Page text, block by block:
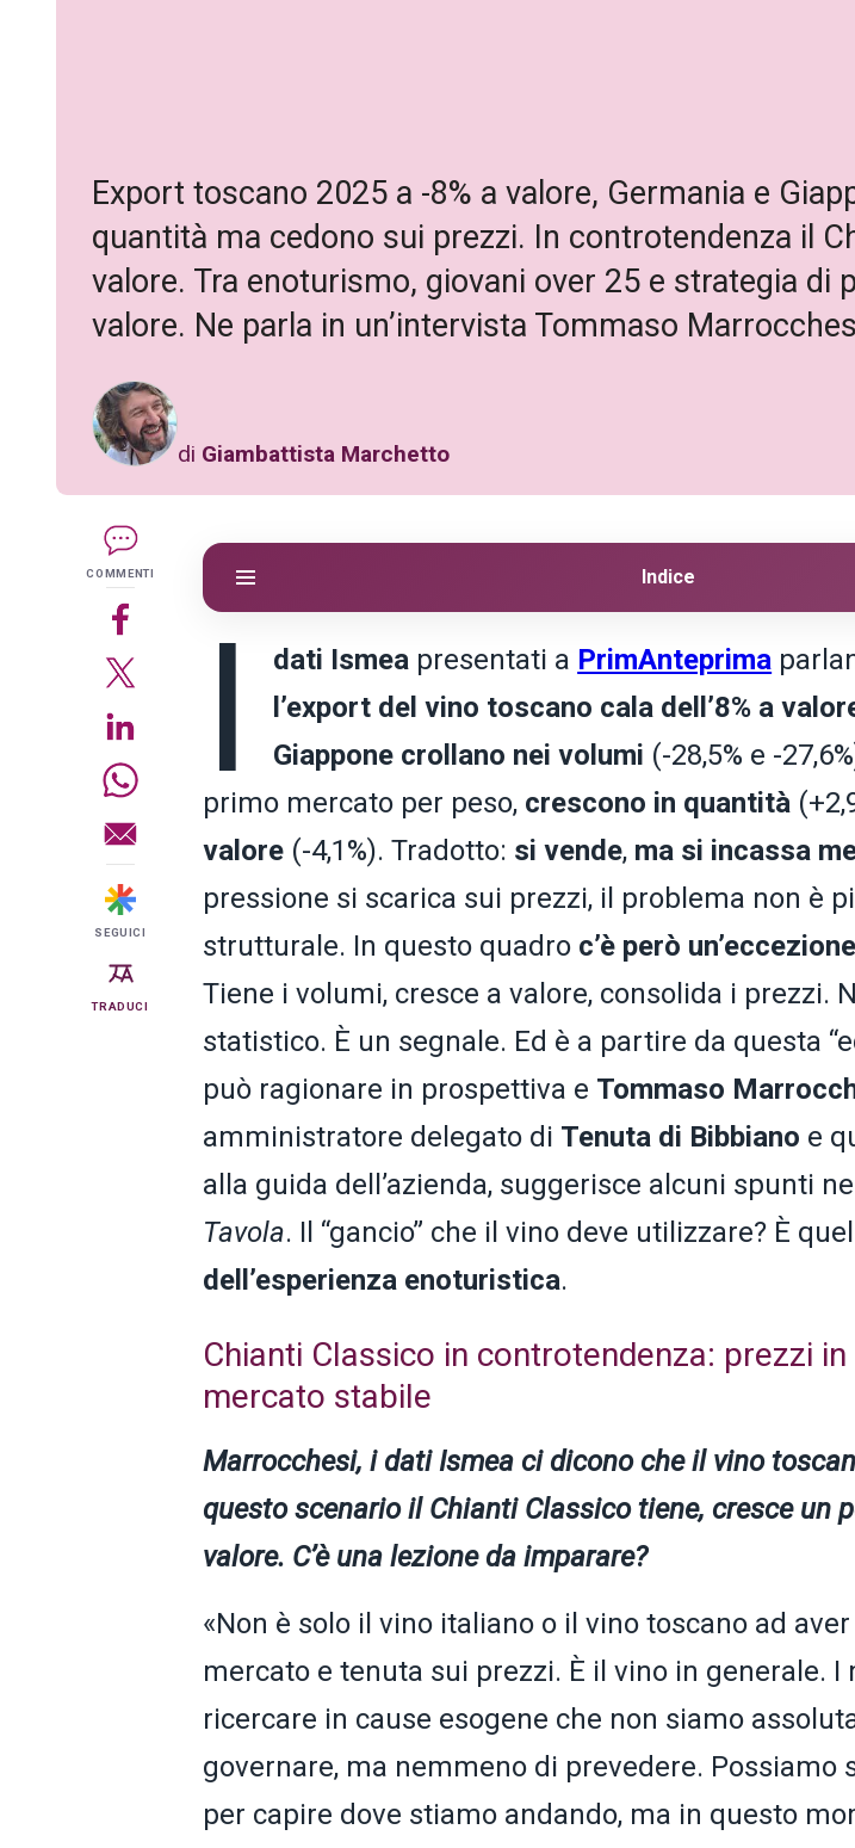
Export toscano 2025 a -8% a valore, Germania e
quantità ma cedono sui prezzi. In controtendenza il
valore. Tra enoturismo, giovani over 25 e strategia di
valore. Ne parla in un’intervista Tommaso
di Giambattista Marchetto
COMMENTI
SEGUICI
TRADUCI
Indice
I dati Ismea presentati a PrimAnteprima
l’export del vino toscano cala dell’8% a
Giappone crollano nei volumi (-28,5% e -
primo mercato per peso, crescono in quantità
valore (-4,1%). Tradotto: si vende, ma si incassa
pressione si scarica sui prezzi, il problema non è
strutturale. In questo quadro c’è però un’eccezione
Tiene i volumi, cresce a valore, consolida i prezzi.
statistico. È un segnale. Ed è a partire da questa
può ragionare in prospettiva e Tommaso
amministratore delegato di Tenuta di Bibbiano e
alla guida dell’azienda, suggerisce alcuni spunti
Tavola. Il “gancio” che il vino deve utilizzare? È
dell’esperienza enoturistica.
Chianti Classico in controtendenza: prezzi
mercato stabile
Marrocchesi, i dati Ismea ci dicono che il vino
questo scenario il Chianti Classico tiene, cresce un
valore. C’è una lezione da imparare?
«Non è solo il vino italiano o il vino toscano ad
mercato e tenuta sui prezzi. È il vino in generale. I
ricercare in cause esogene che non siamo
governare, ma nemmeno di prevedere. Possiamo
per capire dove stiamo andando, ma in questo